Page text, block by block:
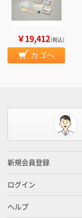
￥19,412（税込）
カゴへ
新規会員登録
ログイン
ヘルプ